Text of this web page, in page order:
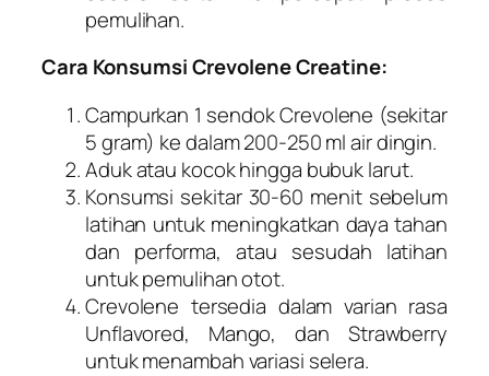
pemulihan.
Cara Konsumsi Crevolene Creatine:
Campurkan 1 sendok Crevolene (sekitar
5 gram) ke dalam 200-250 ml air dingin.
Aduk atau kocok hingga bubuk larut.
Konsumsi sekitar 30-60 menit sebelum
latihan untuk meningkatkan daya tahan
dan performa, atau sesudah latihan
untuk pemulihan otot.
Crevolene tersedia dalam varian rasa
Unflavored, Mango, dan Strawberry
untuk menambah variasi selera.